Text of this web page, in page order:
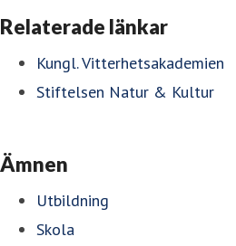
Relaterade länkar
Kungl. Vitterhetsakademien
Stiftelsen Natur & Kultur
Ämnen
Utbildning
Skola